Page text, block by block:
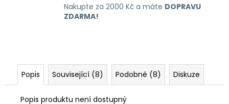
Nakupte za 2000 Kč a máte DOPRAVU
ZDARMA!
Popis Související (8) Podobné (8) Diskuze
Popis produktu není dostupný